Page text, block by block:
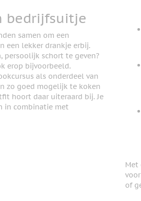
bedrijfsuitje
samen om een
een lekker drankje erbij.
persoolijk schort te geven?
erop bijvoorbeeld.
als onderdeel van
zo goed mogelijk te koken
hoort daar uiteraard bij. Je
in combinatie met
Met
of